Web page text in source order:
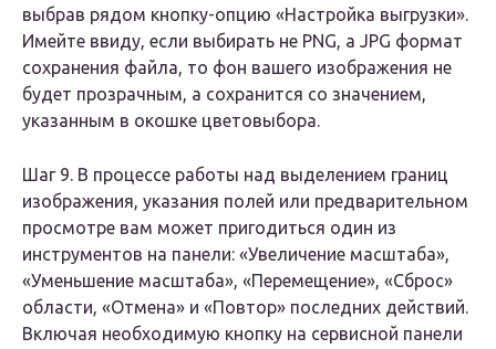
выбрав рядом кнопку-опцию «Настройка выгрузки».
Имейте ввиду, если выбирать не PNG, а JPG формат
сохранения файла, то фон вашего изображения не
будет прозрачным, а сохранится со значением,
указанным в окошке цветовыбора.
Шаг 9. В процессе работы над выделением границ
изображения, указания полей или предварительном
просмотре вам может пригодиться один из
инструментов на панели: «Увеличение масштаба»,
«Уменьшение масштаба», «Перемещение», «Сброс»
области, «Отмена» и «Повтор» последних действий.
Включая необходимую кнопку на сервисной панели